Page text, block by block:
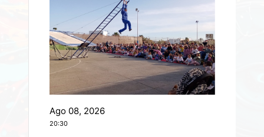
Ago 08, 2026
20:30